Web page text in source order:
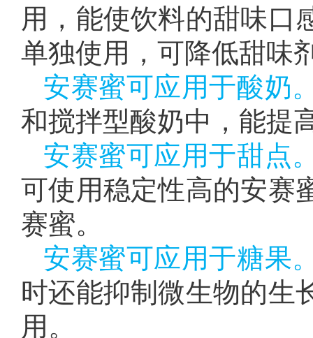
用，能使饮料的甜味口
单独使用，可降低甜味
安赛蜜可应用于酸奶
和搅拌型酸奶中，能提
安赛蜜可应用于甜点
可使用稳定性高的安赛
赛蜜。
安赛蜜可应用于糖果
时还能抑制微生物的生
用。